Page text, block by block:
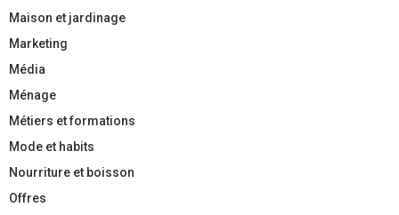
Maison et jardinage
Marketing
Média
Ménage
Métiers et formations
Mode et habits
Nourriture et boisson
Offres